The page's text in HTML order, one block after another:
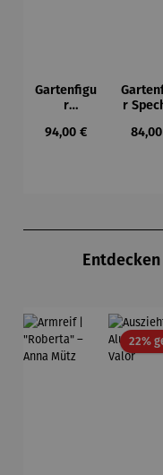
Gartenfigu
r
t Vogel -
Regulärer Preis:
94,00 €
r
22%